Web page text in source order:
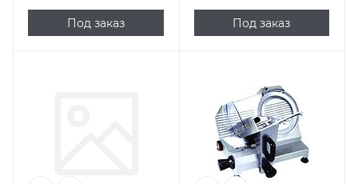
Под заказ Под заказ
диаметр ножа -
220 мм; толщина
нарезки - от 0 до
15 мм; 220 В; 0.15